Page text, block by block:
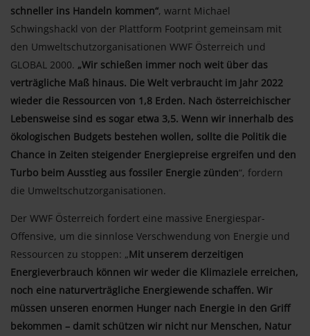
schneller ins Handeln kommen“, warnt Michael
Schwingshackl von der Plattform Footprint gemeinsam mit
den Umweltschutzorganisationen WWF Österreich und
GLOBAL 2000. „Wir schießen immer noch weit über das
verträgliche Maß hinaus. Die Welt verbraucht im Jahr 2022
wieder die Ressourcen von 1,8 Erden. Nach österreichischer
Lebensweise sind es sogar etwa 3,5. Wenn wir innerhalb des
ökologischen Budgets bestehen wollen, sollte die Politik die
Chance in Zeiten steigender Energiepreise ergreifen und den
Turbo beim Ausstieg aus fossiler Energie zünden“, fordern
die Umweltschutzorganisationen.
Der WWF Österreich fordert eine massive Energiespar-
Offensive, um die sinnlose Verschwendung von Energie und
Ressourcen zu stoppen: „Mit unserem derzeitigen
Energieverbrauch können wir weder die Klimaziele erreichen,
noch eine naturverträgliche Energiewende schaffen. Wir
müssen unseren enormen Hunger nach Energie in den Griff
bekommen – damit schützen wir nicht nur Menschen, Natur